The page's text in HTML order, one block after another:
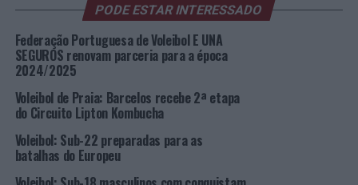
“Começámos um pouco tensos, também porque
quisemos dar jogo ao José Neves e decidimos que seria
importante começar logo de início. A equipa respondeu
responderam bem àsalterações que fomos fazendo”,
salientou o Selecionador Nacional, João José, adiantando
que “o jogo com Montenegro será mais um jogo decisivo,
onde só interessa a vitória para nos qualificarmos em
primeiro do grupo“.
PODE ESTAR INTERESSADO
Federação Portuguesa de Voleibol E UNA
SEGUROS renovam parceria para a época
2024/2025
Voleibol de Praia: Barcelos recebe 2ª etapa
do Circuito Lipton Kombucha
Voleibol: Sub-22 preparadas para as
batalhas do Europeu